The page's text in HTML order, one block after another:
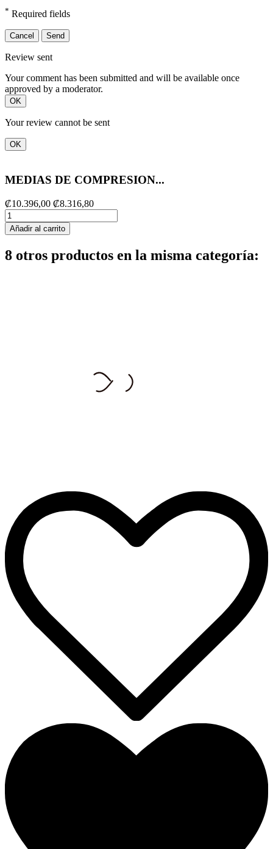
* Required fields
Cancel Send
Review sent
Your comment has been submitted and will be available once
approved by a moderator.
OK
Your review cannot be sent
OK
MEDIAS DE COMPRESION...
₡10.396,00 ₡8.316,80
Añadir al carrito
8 otros productos en la misma categoría: